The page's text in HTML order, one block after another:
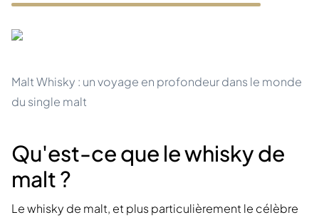
Malt Whisky : un voyage en profondeur dans le monde
du single malt
Qu'est-ce que le whisky de
malt ?
Le whisky de malt, et plus particulièrement le célèbre